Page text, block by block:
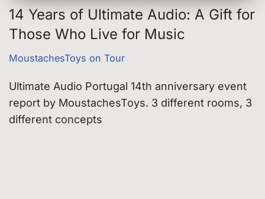
14 Years of Ultimate Audio: A Gift for
Those Who Live for Music
MoustachesToys on Tour
Ultimate Audio Portugal 14th anniversary event
report by MoustachesToys. 3 different rooms, 3
different concepts